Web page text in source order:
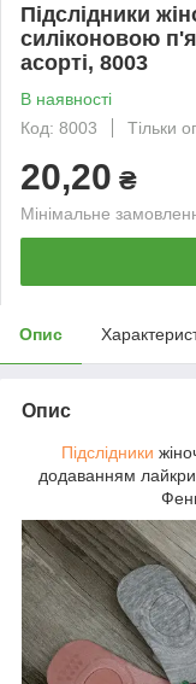
Підслідники
силіконовою
асорті, 8003
В наявності
Код: 8003
Тільки
20,20 ₴
Мінімальне
Опис
Опис
Підслідники
додаванням